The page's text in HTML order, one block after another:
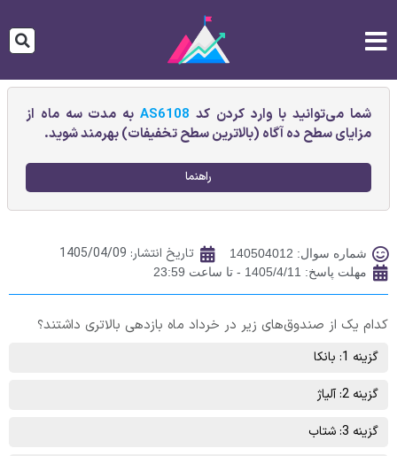
شما می‌توانید با وارد کردن کد AS6108به مدت سه ماه از
مزایای سطح ده آگاه (بالاترین سطح تخفیفات) بهرمند شوید.
راهنما
شماره سوال: 140504012 تاریخ انتشار: 1405/04/09
مهلت پاسخ: 1405/4/11 - تا ساعت 23:59
کدام یک از صندوق‌های زیر در خرداد ماه بازدهی بالاتری داشتند؟
گزینه 1: بانکا
گزینه 2: آلیاژ
گزینه 3: شتاب